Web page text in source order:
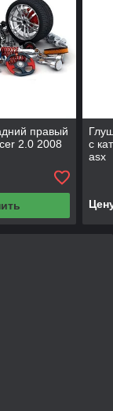
правый
2.0 2008
с
asx